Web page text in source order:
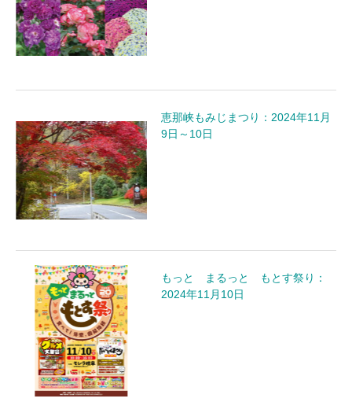
恵那峡もみじまつり：2024年11月
9日～10日
もっと まるっと もとす祭り：
2024年11月10日